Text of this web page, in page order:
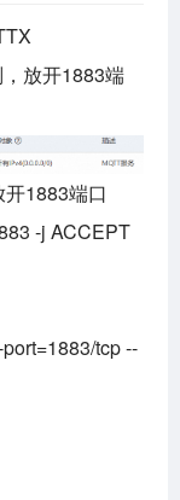
放开1883端
1883端口
-j ACCEPT
tcp --